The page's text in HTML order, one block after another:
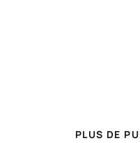
PLUS DE